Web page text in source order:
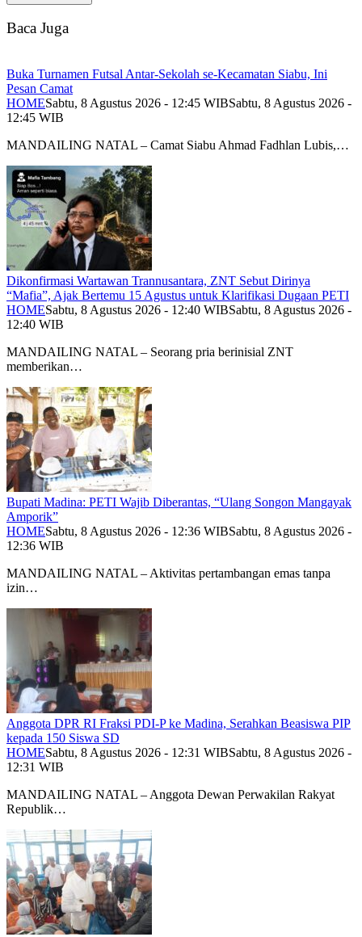
Baca Juga
Buka Turnamen Futsal Antar-Sekolah se-Kecamatan Siabu, Ini
Pesan Camat
HOMESabtu, 8 Agustus 2026 - 12:45 WIBSabtu, 8 Agustus 2026 -
12:45 WIB
MANDAILING NATAL – Camat Siabu Ahmad Fadhlan Lubis,…
Dikonfirmasi Wartawan Trannusantara, ZNT Sebut Dirinya
“Mafia”, Ajak Bertemu 15 Agustus untuk Klarifikasi Dugaan PETI
HOMESabtu, 8 Agustus 2026 - 12:40 WIBSabtu, 8 Agustus 2026 -
12:40 WIB
MANDAILING NATAL – Seorang pria berinisial ZNT
memberikan…
Bupati Madina: PETI Wajib Diberantas, “Ulang Songon Mangayak
Amporik”
HOMESabtu, 8 Agustus 2026 - 12:36 WIBSabtu, 8 Agustus 2026 -
12:36 WIB
MANDAILING NATAL – Aktivitas pertambangan emas tanpa
izin…
Anggota DPR RI Fraksi PDI-P ke Madina, Serahkan Beasiswa PIP
kepada 150 Siswa SD
HOMESabtu, 8 Agustus 2026 - 12:31 WIBSabtu, 8 Agustus 2026 -
12:31 WIB
MANDAILING NATAL – Anggota Dewan Perwakilan Rakyat
Republik…